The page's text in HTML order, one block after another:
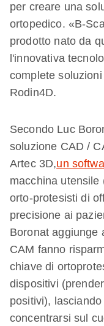
per creare una
ortopedico. «B-
prodotto nato da
l'innovativa
complete
Rodin4D.
Secondo Luc
soluzione CAD /
Artec 3D,un
macchina utensile
orto-protesisti di
precisione ai
Boronat aggiunge
CAM fanno
chiave di
dispositivi
positivi),
concentrarsi sul